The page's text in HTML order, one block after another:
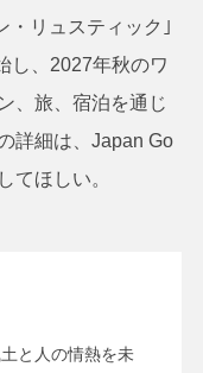
・リュスティック｣
し、2027年秋のワ
、旅、宿泊を通じ
詳細は、Japan Go
てほしい。
と人の情熱を未